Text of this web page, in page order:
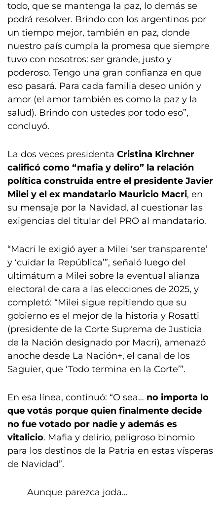
todo, que se mantenga la paz, lo demás se
podrá resolver. Brindo con los argentinos por
un tiempo mejor, también en paz, donde
nuestro país cumpla la promesa que siempre
tuvo con nosotros: ser grande, justo y
poderoso. Tengo una gran confianza en que
eso pasará. Para cada familia deseo unión y
amor (el amor también es como la paz y la
salud). Brindo con ustedes por todo eso”,
concluyó.
La dos veces presidenta Cristina Kirchner
calificó como “mafia y deliro” la relación
política construida entre el presidente Javier
Milei y el ex mandatario Mauricio Macri, en
su mensaje por la Navidad, al cuestionar las
exigencias del titular del PRO al mandatario.
“Macri le exigió ayer a Milei ‘ser transparente’
y ‘cuidar la República’”, señaló luego del
ultimátum a Milei sobre la eventual alianza
electoral de cara a las elecciones de 2025, y
completó: “Milei sigue repitiendo que su
gobierno es el mejor de la historia y Rosatti
(presidente de la Corte Suprema de Justicia
de la Nación designado por Macri), amenazó
anoche desde La Nación+, el canal de los
Saguier, que ‘Todo termina en la Corte’”.
En esa línea, continuó: “O sea… no importa lo
que votás porque quien finalmente decide
no fue votado por nadie y además es
vitalicio. Mafia y delirio, peligroso binomio
para los destinos de la Patria en estas vísperas
de Navidad”.
Aunque parezca joda…